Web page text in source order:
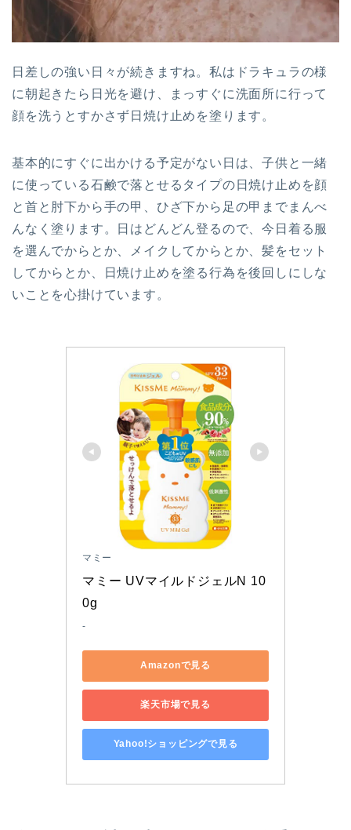
日差しの強い日々が続きますね。私はドラキュラの様
に朝起きたら日光を避け、まっすぐに洗面所に行って
顔を洗うとすかさず日焼け止めを塗ります。
基本的にすぐに出かける予定がない日は、子供と一緒
に使っている石鹸で落とせるタイプの日焼け止めを顔
と首と肘下から手の甲、ひざ下から足の甲までまんべ
んなく塗ります。日はどんどん登るので、今日着る服
を選んでからとか、メイクしてからとか、髪をセット
してからとか、日焼け止めを塗る行為を後回しにしな
いことを心掛けています。
マミー
マミー UVマイルドジェルN 10
0g
-
Amazonで見る
楽天市場で見る
Yahoo!ショッピングで見る